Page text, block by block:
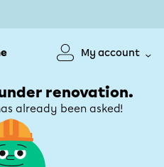
My account
renovation.
already been asked!